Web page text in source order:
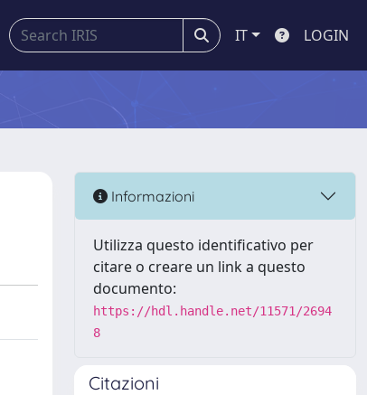
IT LOGIN
Informazioni
Utilizza questo identificativo per
citare o creare un link a questo
documento:
https://hdl.handle.net/11571/2694
8
Citazioni